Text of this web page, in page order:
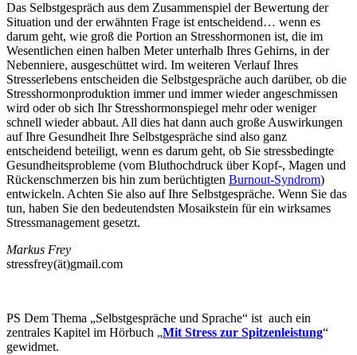
Das Selbstgespräch aus dem Zusammenspiel der Bewertung der
Situation und der erwähnten Frage ist entscheidend… wenn es
darum geht, wie groß die Portion an Stresshormonen ist, die im
Wesentlichen einen halben Meter unterhalb Ihres Gehirns, in der
Nebenniere, ausgeschüttet wird. Im weiteren Verlauf Ihres
Stresserlebens entscheiden die Selbstgespräche auch darüber, ob die
Stresshormonproduktion immer und immer wieder angeschmissen
wird oder ob sich Ihr Stresshormonspiegel mehr oder weniger
schnell wieder abbaut. All dies hat dann auch große Auswirkungen
auf Ihre Gesundheit Ihre Selbstgespräche sind also ganz
entscheidend beteiligt, wenn es darum geht, ob Sie stressbedingte
Gesundheitsprobleme (vom Bluthochdruck über Kopf-, Magen und
Rückenschmerzen bis hin zum berüchtigten Burnout-Syndrom)
entwickeln. Achten Sie also auf Ihre Selbstgespräche. Wenn Sie das
tun, haben Sie den bedeutendsten Mosaikstein für ein wirksames
Stressmanagement gesetzt.
Markus Frey
stressfrey(ät)gmail.com
PS Dem Thema „Selbstgespräche und Sprache“ ist auch ein
zentrales Kapitel im Hörbuch „Mit Stress zur Spitzenleistung“
gewidmet.